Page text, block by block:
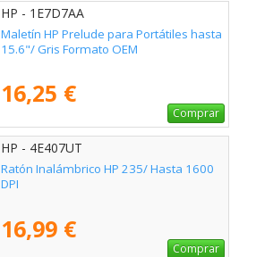
HP - 1E7D7AA
Maletín HP Prelude para Portátiles hasta
15.6"/ Gris Formato OEM
16,25 €
Comprar
HP - 4E407UT
Ratón Inalámbrico HP 235/ Hasta 1600
DPI
16,99 €
Comprar